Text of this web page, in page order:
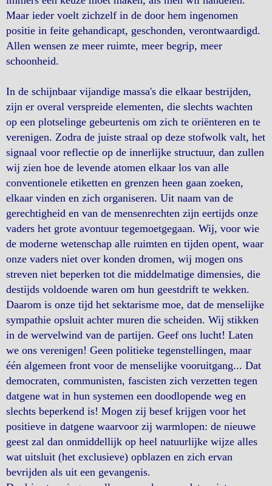
Maar ieder voelt zichzelf in de door hem ingenomen
positie in feite gehandicapt, geschonden, verontwaardigd.
Allen wensen ze meer ruimte, meer begrip, meer
schoonheid.
In de schijnbaar vijandige massa's die elkaar bestrijden,
zijn er overal verspreide elementen, die slechts wachten
op een plotselinge gebeurtenis om zich te oriënteren en te
verenigen. Zodra de juiste straal op deze stofwolk valt, het
signaal voor reflectie op de innerlijke structuur, dan zullen
wij zien hoe de levende atomen elkaar los van alle
conventionele etiketten en grenzen heen gaan zoeken,
elkaar vinden en zich organiseren. Uit naam van de
gerechtigheid en van de mensenrechten zijn eertijds onze
vaders het grote avontuur tegemoetgegaan. Wij, voor wie
de moderne wetenschap alle ruimten en tijden opent, waar
onze vaders niet over konden dromen, wij mogen ons
streven niet beperken tot die middelmatige dimensies, die
destijds voldoende waren om hun geestdrift te wekken.
Daarom is onze tijd het sektarisme moe, dat de menselijke
sympathie opsluit achter muren die scheiden. Wij stikken
in de wervelwind van de partijen. Geef ons lucht! Laten
we ons verenigen! Geen politieke tegenstellingen, maar
één algemeen front voor de menselijke vooruitgang... Dat
democraten, communisten, fascisten zich verzetten tegen
datgene wat in hun systemen een doodlopende weg en
slechts beperkend is! Mogen zij besef krijgen voor het
positieve in datgene waarvoor zij warmlopen: de nieuwe
geest zal dan onmiddellijk op heel natuurlijke wijze alles
wat uitsluit (het exclusieve) opblazen en zich ervan
bevrijden als uit een gevangenis.